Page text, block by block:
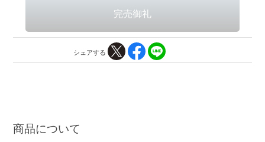
シェアする
商品について